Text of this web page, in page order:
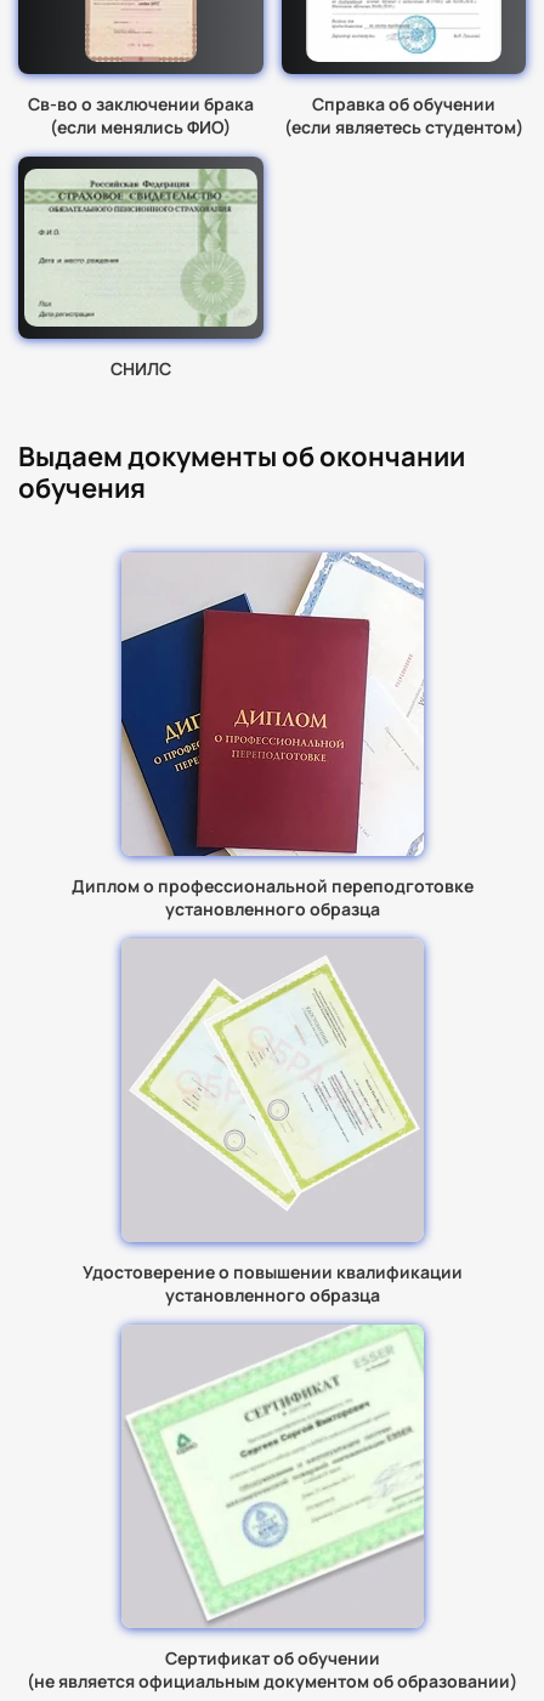
Св-во о заключении брака
(если менялись ФИО)
Справка об обучении
(если являетесь студентом)
СНИЛС
Выдаем документы об окончании
обучения
Диплом о профессиональной переподготовке
установленного образца
Удостоверение о повышении квалификации
установленного образца
Сертификат об обучении
(не является официальным документом об образовании)